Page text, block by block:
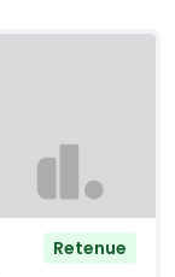
Retenue